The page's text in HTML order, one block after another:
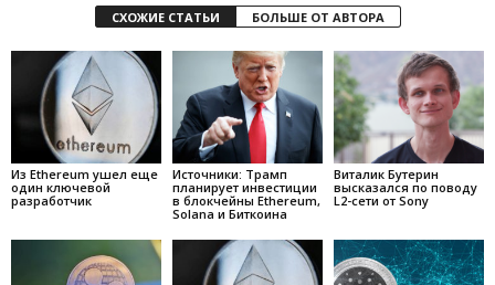
СХОЖИЕ СТАТЬИ БОЛЬШЕ ОТ АВТОРА
Из Ethereum ушел еще
один ключевой
разработчик
Источники: Трамп
планирует инвестиции
в блокчейны Ethereum,
Solana и Биткоина
Виталик Бутерин
высказался по поводу
L2-сети от Sony